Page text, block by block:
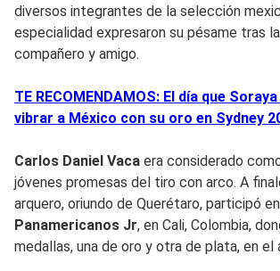
diversos integrantes de la selección
especialidad expresaron su pésame tras
compañero y amigo.
TE RECOMENDAMOS: El día que
vibrar a México con su oro en Sydney
Carlos Daniel Vaca era considerado
jóvenes promesas del tiro con arco. A
arquero, oriundo de Querétaro, participó
Panamericanos Jr, en Cali, Colombia,
medallas, una de oro y otra de plata, en el